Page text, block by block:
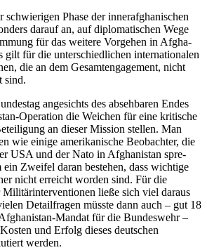
schwierigen Phase der innerafghanischen
darauf an, auf diplo­matischen Wege
für das weitere Vor­gehen in Afgha­
gilt für die unter­schiedlichen internationalen
die an dem Gesamt­engage­ment, nicht
sind.
angesichts des absehbaren Endes
Operation die Weichen für eine kritische
an dieser Mission stellen. Man
wie einige amerika­ni­sche Beobachter, die
USA und der Nato in Afghanistan spre­
Zweifel daran bestehen, dass wichtige
nicht erreicht worden sind. Für die
ließe sich viel daraus
Detailfragen müsste dann auch – gut 18
-Mandat für die Bundeswehr –
und Erfolg dieses deut­schen
werden.